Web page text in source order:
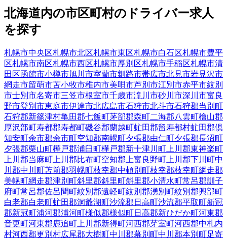
北海道内の市区町村の ドライバー求人
を探す
札幌市中央区札幌市北区札幌市東区札幌市白石区札幌市豊平
区札幌市南区札幌市西区札幌市厚別区札幌市手稲区札幌市清
田区函館市小樽市旭川市室蘭市釧路市帯広市北見市岩見沢市
網走市留萌市苫小牧市稚内市美唄市芦別市江別市赤平市紋別
市士別市名寄市三笠市根室市千歳市滝川市砂川市深川市富良
野市登別市恵庭市伊達市北広島市石狩市北斗市石狩郡当別町
石狩郡新篠津村亀田郡七飯町茅部郡森町二海郡八雲町檜山郡
厚沢部町寿都郡寿都町磯谷郡蘭越町虻田郡留寿都村虻田郡倶
知安町余市郡余市町空知郡南幌町夕張郡由仁町夕張郡長沼町
夕張郡栗山町樺戸郡浦臼町樺戸郡新十津川町 上川郡東神楽町
上川郡当麻町 上川郡比布町空知郡上富良野町 上川郡下川町中
川郡中川町苫前郡羽幌町枝幸郡中頓別町枝幸郡枝幸町網走郡
美幌町網走郡津別町斜里郡斜里町斜里郡小清水町常呂郡訓子
府町常呂郡佐呂間町紋別郡遠軽町紋別郡湧別町紋別郡興部町
白老郡白老町虻田郡洞爺湖町沙流郡日高町沙流郡平取町新冠
郡新冠町浦河郡浦河町様似郡様似町日高郡新ひだか町河東郡
音更町河東郡鹿追町 上川郡新得町河西郡芽室町河西郡中札内
村河西郡更別村広尾郡大樹町中川郡幕別町中川郡本別町足寄